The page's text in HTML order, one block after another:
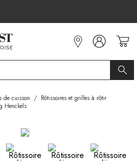
de cuisson / Rôtissoires et grilles à rôtir
Henckels